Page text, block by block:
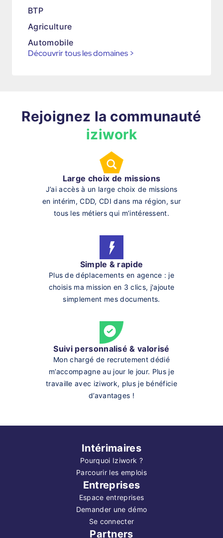
BTP
Agriculture
Automobile
Découvrir tous les domaines >
Rejoignez la communauté
iziwork
Large choix de missions
J’ai accès à un large choix de missions
en intérim, CDD, CDI dans ma région, sur
tous les métiers qui m’intéressent.
Simple & rapide
Plus de déplacements en agence : je
choisis ma mission en 3 clics, j'ajoute
simplement mes documents.
Suivi personnalisé & valorisé
Mon chargé de recrutement dédié
m’accompagne au jour le jour. Plus je
travaille avec iziwork, plus je bénéficie
d’avantages !
Intérimaires
Pourquoi Iziwork ?
Parcourir les emplois
Entreprises
Espace entreprises
Demander une démo
Se connecter
Partners